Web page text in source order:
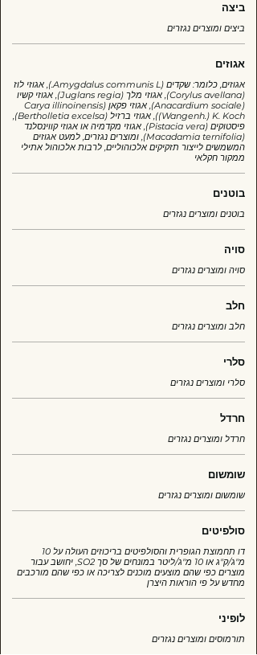
ביצה
ביצים ומוצרים נגזרים
אגוזים
אגוזים, כלומר: שקדים (Amygdalus communis L.), אגוזי לוז
(Corylus avellana), אגוזי מלך (Juglans regia), אגוזי קשיו
(Anacardium sociale), אגוזי פקאן (Carya illinoinensis
(Wangenh.) K. Koch), אגוזי ברזיל (Bertholletia excelsa),
פיסטוקים (Pistacia vera), אגוזי מקדמיה או אגוזי קווינסלנד
(Macadamia ternifolia), ומוצרים נגזרים, למעט אגוזים
המשמשים לייצור תזקיקים אלכוהוליים, לרבות אלכוהול אתילי
ממקור חקלאי
בוטנים
בוטנים ומוצרים נגזרים
סויה
סויה ומוצרים נגזרים
חלב
חלב ומוצרים נגזרים
סלרי
סלרי ומוצרים נגזרים
חרדל
חרדל ומוצרים נגזרים
שומשום
שומשום ומוצרים נגזרים
סולפיטים
דו תחמוצת הגופרית והסולפיטים בריכוזים העולה על 10
מ"ג/ק"ג או 10 מ"ג/ליטר במונחים של סך SO2, יחושב עבור
מוצרים כפי שהם מוצעים מוכנים לצריכה או כפי שהם מורכבים
מחדש על פי הוראות היצרן
לופיני
תורמוסים ומוצרים נגזרים